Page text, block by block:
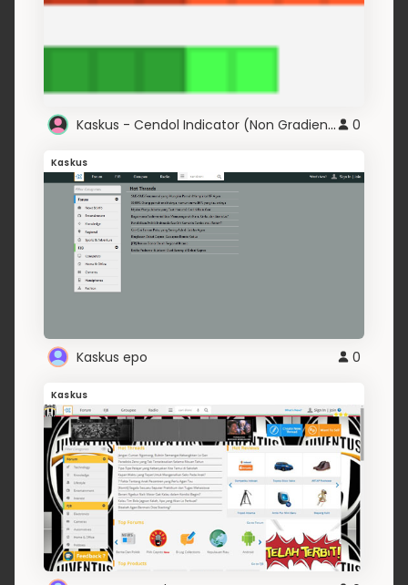
Kaskus - Cendol Indicator (Non Gradient) 0
Kaskus
Kaskus epo 0
Kaskus